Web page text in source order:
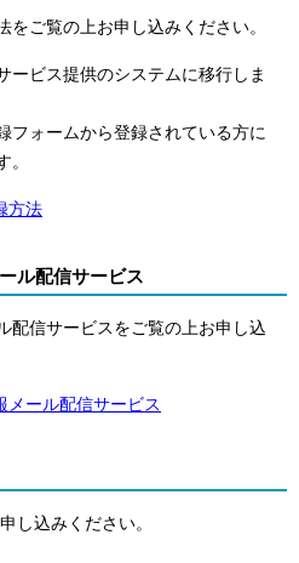
をご覧の上お申し込みください。
ビス提供のシステムに移行しま
フォームから登録されている方に
。
方法
ル配信サービス
配信サービスをご覧の上お申し込
メール配信サービス
し込みください。